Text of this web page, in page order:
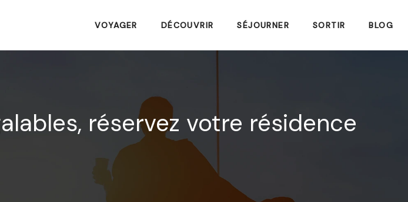
VOYAGER DÉCOUVRIR SÉJOURNER SORTIR BLOG
réservez votre résidence